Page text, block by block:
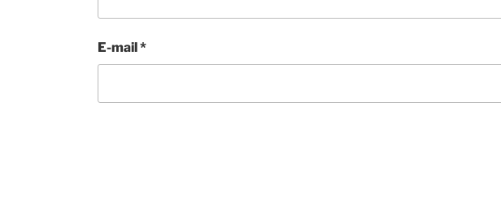
E-mail*